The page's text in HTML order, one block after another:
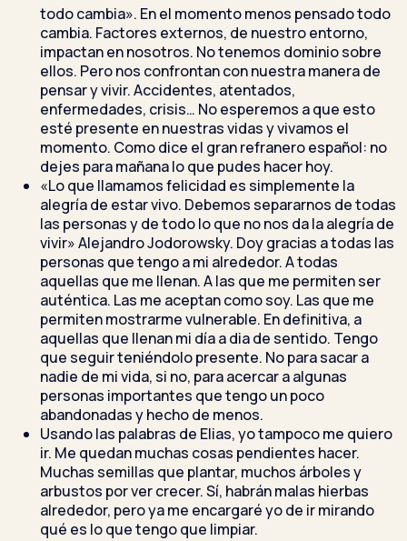
todo cambia». En el momento menos pensado todo
cambia. Factores externos, de nuestro entorno,
impactan en nosotros. No tenemos dominio sobre
ellos. Pero nos confrontan con nuestra manera de
pensar y vivir. Accidentes, atentados,
enfermedades, crisis… No esperemos a que esto
esté presente en nuestras vidas y vivamos el
momento. Como dice el gran refranero español: no
dejes para mañana lo que pudes hacer hoy.
«Lo que llamamos felicidad es simplemente la
alegría de estar vivo. Debemos separarnos de todas
las personas y de todo lo que no nos da la alegría de
vivir» Alejandro Jodorowsky. Doy gracias a todas las
personas que tengo a mi alrededor. A todas
aquellas que me llenan. A las que me permiten ser
auténtica. Las me aceptan como soy. Las que me
permiten mostrarme vulnerable. En definitiva, a
aquellas que llenan mi día a dia de sentido. Tengo
que seguir teniéndolo presente. No para sacar a
nadie de mi vida, si no, para acercar a algunas
personas importantes que tengo un poco
abandonadas y hecho de menos.
Usando las palabras de Elias, yo tampoco me quiero
ir. Me quedan muchas cosas pendientes hacer.
Muchas semillas que plantar, muchos árboles y
arbustos por ver crecer. Sí, habrán malas hierbas
alrededor, pero ya me encargaré yo de ir mirando
qué es lo que tengo que limpiar.